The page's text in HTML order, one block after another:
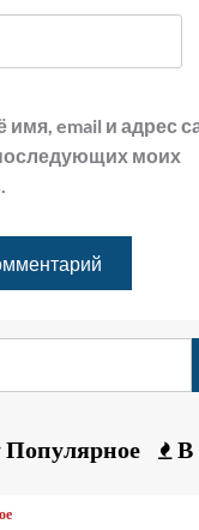
email и адрес
моих
Популярное В